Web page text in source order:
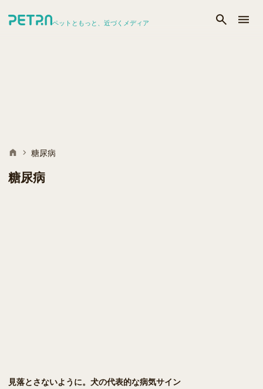
ペットともっと、近づくメディア
糖尿病
糖尿病
見落とさないように。犬の代表的な病気サイン